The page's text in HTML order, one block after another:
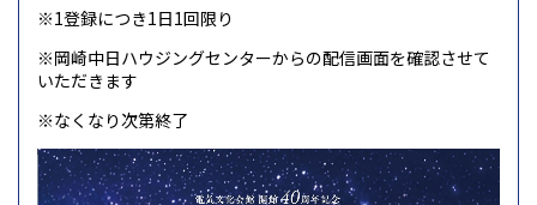
※1登録につき1日1回限り
※岡崎中日ハウジングセンターからの配信画面を確認させて
いただきます
※なくなり次第終了